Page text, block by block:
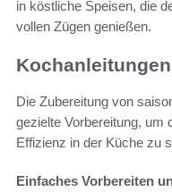
in köstliche Speisen, die
vollen Zügen genießen.
Die Zubereitung von
gezielte Vorbereitung, um
Effizienz in der Küche zu
Einfaches Vorbereiten